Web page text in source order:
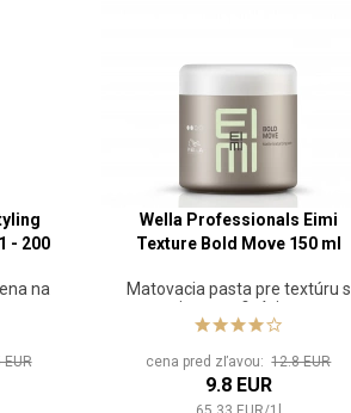
- 200
na
Wella Professionals Eimi
Texture Bold Move 150 ml
Matovacia pasta pre textúru s
jemnou fixáciou
cena pred zľavou:12.8 EUR
9.8 EUR